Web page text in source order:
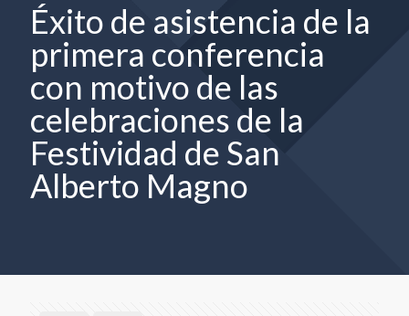
Éxito de asistencia de la
primera conferencia
con motivo de las
celebraciones de la
Festividad de San
Alberto Magno